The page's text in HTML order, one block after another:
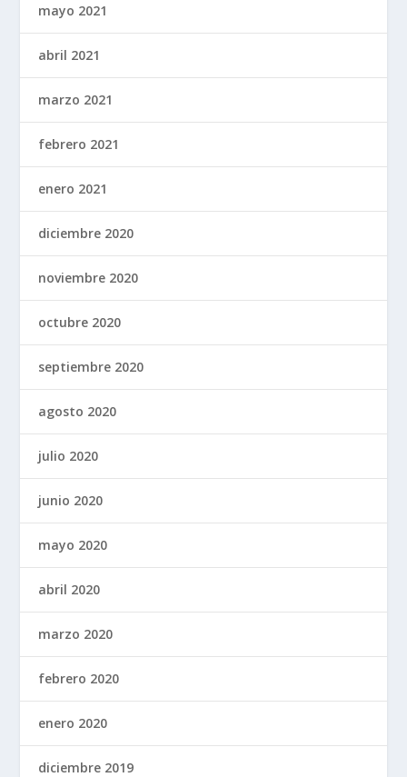
mayo 2021
abril 2021
marzo 2021
febrero 2021
enero 2021
diciembre 2020
noviembre 2020
octubre 2020
septiembre 2020
agosto 2020
julio 2020
junio 2020
mayo 2020
abril 2020
marzo 2020
febrero 2020
enero 2020
diciembre 2019